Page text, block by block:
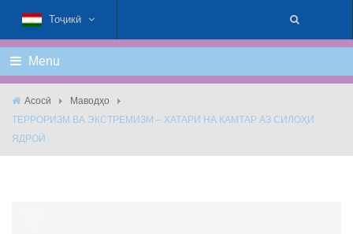
Тоҷикӣ
Menu
Асосӣ
Маводҳо
ТЕРРОРИЗМ ВА ЭКСТРЕМИЗМ – ХАТАРИ НА КАМТАР АЗ СИЛОҲИ
ЯДРОӢ